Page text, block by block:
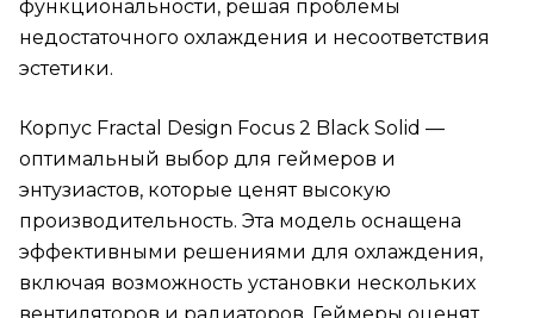
функциональности, решая проблемы
недостаточного охлаждения и несоответствия
эстетики.
Корпус Fractal Design Focus 2 Black Solid —
оптимальный выбор для геймеров и
энтузиастов, которые ценят высокую
производительность. Эта модель оснащена
эффективными решениями для охлаждения,
включая возможность установки нескольких